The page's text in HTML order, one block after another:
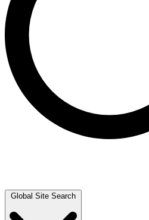
Global Site Search